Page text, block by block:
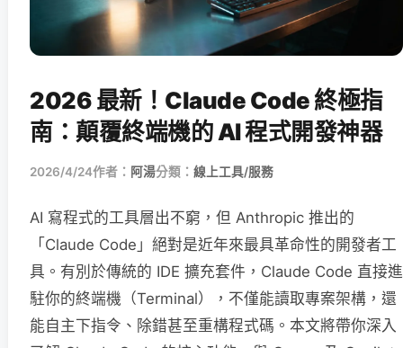
2026 最新！Claude Code 終極指
南：顛覆終端機的 AI 程式開發神器
2026/4/24作者： 阿湯分類： 線上工具/服務
AI 寫程式的工具層出不窮，但 Anthropic 推出的
「Claude Code」絕對是近年來最具革命性的開發者工
具。有別於傳統的 IDE 擴充套件，Claude Code 直接進
駐你的終端機（Terminal），不僅能讀取專案架構，還
能自主下指令、除錯甚至重構程式碼。本文將帶你深入